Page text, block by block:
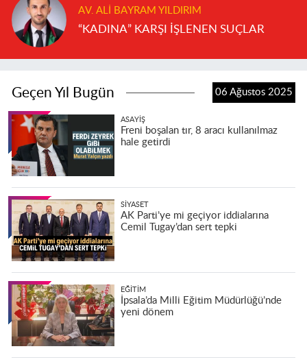
AV. ALI BAYRAM YILDIRIM
“KADINA” KARŞI İŞLENEN SUÇLAR
Geçen Yıl Bugün 06 Ağustos 2025
ASAYIŞ
Freni boşalan tır, 8 aracı kullanılmaz
hale getirdi
SIYASET
AK Parti’ye mi geçiyor iddialarına
Cemil Tugay’dan sert tepki
EĞITIM
İpsala’da Milli Eğitim Müdürlüğü’nde
yeni dönem